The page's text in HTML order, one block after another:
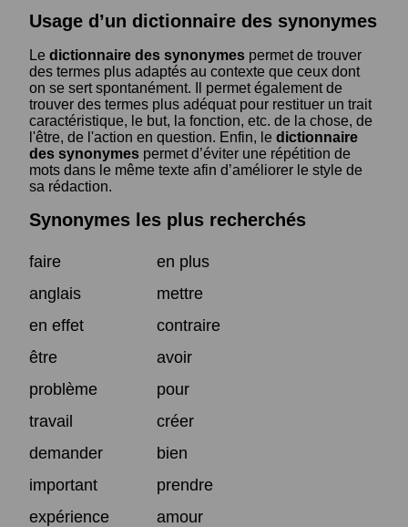
Usage d’un dictionnaire des synonymes
Le dictionnaire des synonymes permet de trouver
des termes plus adaptés au contexte que ceux dont
on se sert spontanément. Il permet également de
trouver des termes plus adéquat pour restituer un trait
caractéristique, le but, la fonction, etc. de la chose, de
l'être, de l'action en question. Enfin, le dictionnaire
des synonymes permet d’éviter une répétition de
mots dans le même texte afin d’améliorer le style de
sa rédaction.
Synonymes les plus recherchés
faire
en plus
anglais
mettre
en effet
contraire
être
avoir
problème
pour
travail
créer
demander
bien
important
prendre
expérience
amour